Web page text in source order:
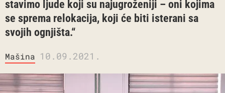
stavimo ljude koji su najugroženiji – oni kojima
se sprema relokacija, koji će biti isterani sa
svojih ognjišta.“
Mašina 10.09.2021.